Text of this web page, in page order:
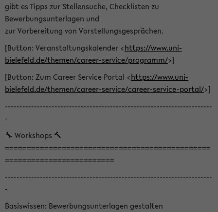
gibt es Tipps zur Stellensuche, Checklisten zu
Bewerbungsunterlagen und
zur Vorbereitung von Vorstellungsgesprächen.
[Button: Veranstaltungskalender <https://www.uni-
bielefeld.de/themen/career-service/programm/>]
[Button: Zum Career Service Portal <https://www.uni-
bielefeld.de/themen/career-service/career-service-portal/>]
-----------------------------------------------------------------------
-
🔧 Workshops 🔨
===============================================
=========================
-----------------------------------------------------------------------
-
Basiswissen: Bewerbungsunterlagen gestalten